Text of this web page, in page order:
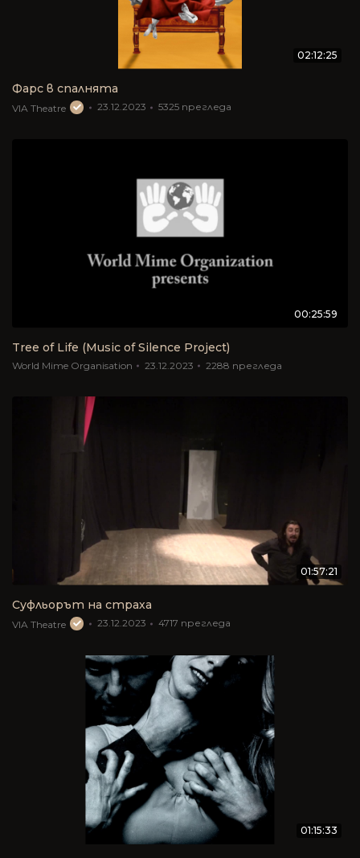
02:12:25
Фарс в спалнята
VIA Theatre 23.12.2023 5325 прегледа
00:25:59
Tree of Life (Music of Silence Project)
World Mime Organisation 23.12.2023 2288 прегледа
01:57:21
Суфльорът на страха
VIA Theatre 23.12.2023 4717 прегледа
01:15:33